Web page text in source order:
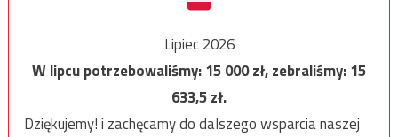
Lipiec 2026
W lipcu potrzebowaliśmy:15 000zł, zebraliśmy:15
633,5zł.
Dziękujemy! i zachęcamy do dalszego wsparcia naszej